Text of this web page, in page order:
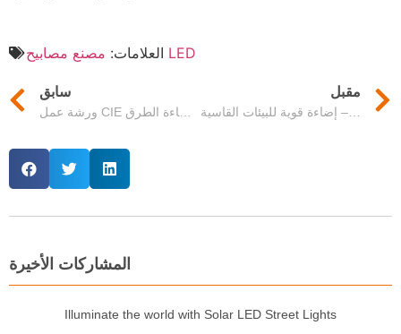
العلامات: مصنع مصابيح LED
سابق مقبل
إضاءة قوية للبيئات القاسية – IK10، IP66 ومنطقة التعدين جاهزة
المشاركات الأخيرة
Illuminate the world with Solar LED Street Lights